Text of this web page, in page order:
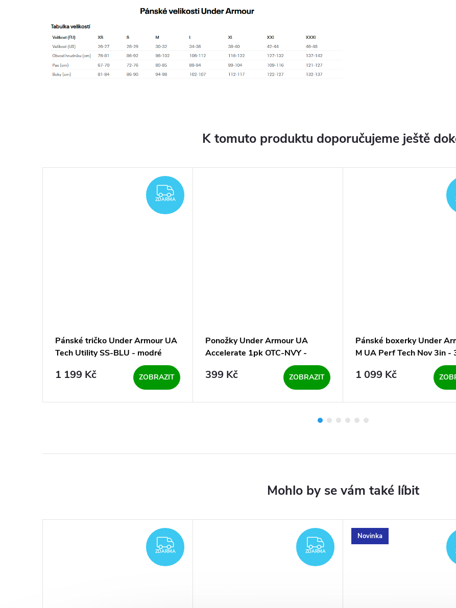
K tomuto produktu doporučujeme ještě
ZDARMA
ZDARMA
Pánské tričko Under Armour UA
Tech Utility SS-BLU - modré
1 199 Kč ZOBRAZIT
Ponožky Under Armour UA
Accelerate 1pk OTC-NVY -
399 Kč ZOBRAZIT
Pánské boxerky Under
M UA Perf Tech Nov 3in -
1 099 Kč
ZDARMA
ZDARMA
ZDARMA
ZDARMA
Novinka